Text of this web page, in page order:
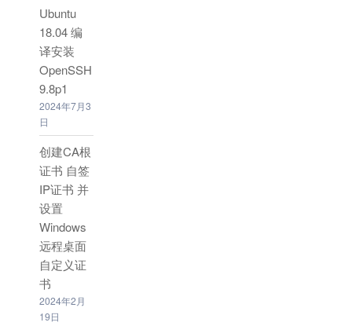
Ubuntu
18.04 编
译安装
OpenSSH
9.8p1
2024年7月3
日
创建CA根
证书 自签
IP证书 并
设置
Windows
远程桌面
自定义证
书
2024年2月
19日